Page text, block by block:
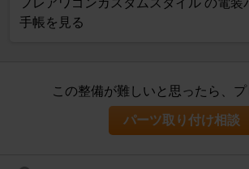
フレアワゴンカスタムスタイル の電装
手帳を見る
この整備が難しいと思ったら、プ
パーツ取り付け相談